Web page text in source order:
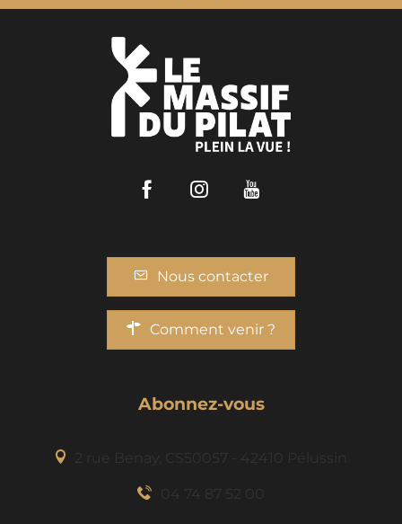
FacebookInstagram
Nous contacter
Comment venir ?
Abonnez-vous